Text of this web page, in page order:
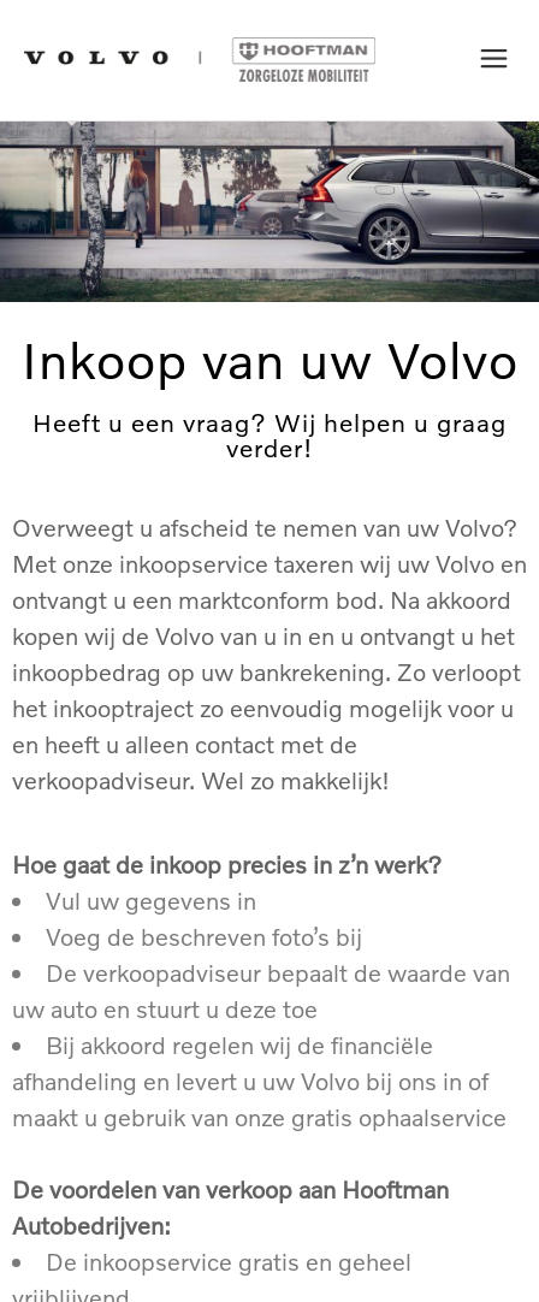
Inkoop van uw Volvo
Heeft u een vraag? Wij helpen u graag
verder!
Overweegt u afscheid te nemen van uw Volvo?
Met onze inkoopservice taxeren wij uw Volvo en
ontvangt u een marktconform bod. Na akkoord
kopen wij de Volvo van u in en u ontvangt u het
inkoopbedrag op uw bankrekening. Zo verloopt
het inkooptraject zo eenvoudig mogelijk voor u
en heeft u alleen contact met de
verkoopadviseur. Wel zo makkelijk!
Hoe gaat de inkoop precies in z’n werk?
Vul uw gegevens in
Voeg de beschreven foto’s bij
De verkoopadviseur bepaalt de waarde van
uw auto en stuurt u deze toe
Bij akkoord regelen wij de financiële
afhandeling en levert u uw Volvo bij ons in of
maakt u gebruik van onze gratis ophaalservice
De voordelen van verkoop aan Hooftman
Autobedrijven:
De inkoopservice gratis en geheel